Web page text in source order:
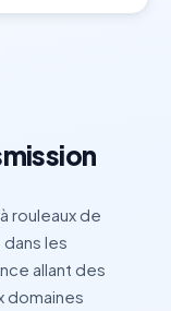
rouleaux de
les
allant des
domaines